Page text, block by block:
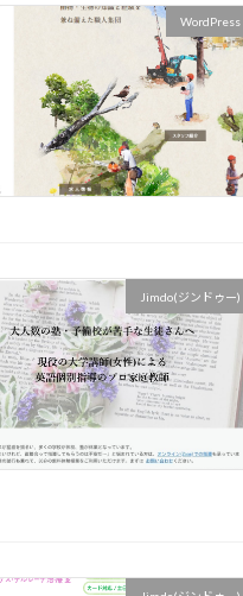
WordPress
Jimdo(ジンドゥー)